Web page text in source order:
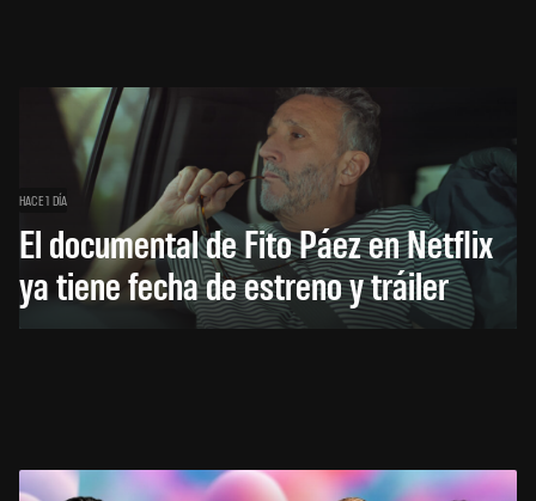
HACE 1 DÍA
El documental de Fito Páez en Netflix
ya tiene fecha de estreno y tráiler